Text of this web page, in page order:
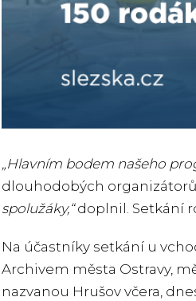
„Hlavním bodem našeho
dlouhodobých organizátorů
spolužáky,“doplnil. Setkání
Na účastníky setkání u
Archivem města Ostravy,
nazvanou Hrušov včera,